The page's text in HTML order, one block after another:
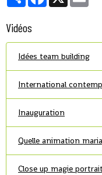
Vidéos
Idées team building
International
Inauguration
Quelle animation
Close up magie